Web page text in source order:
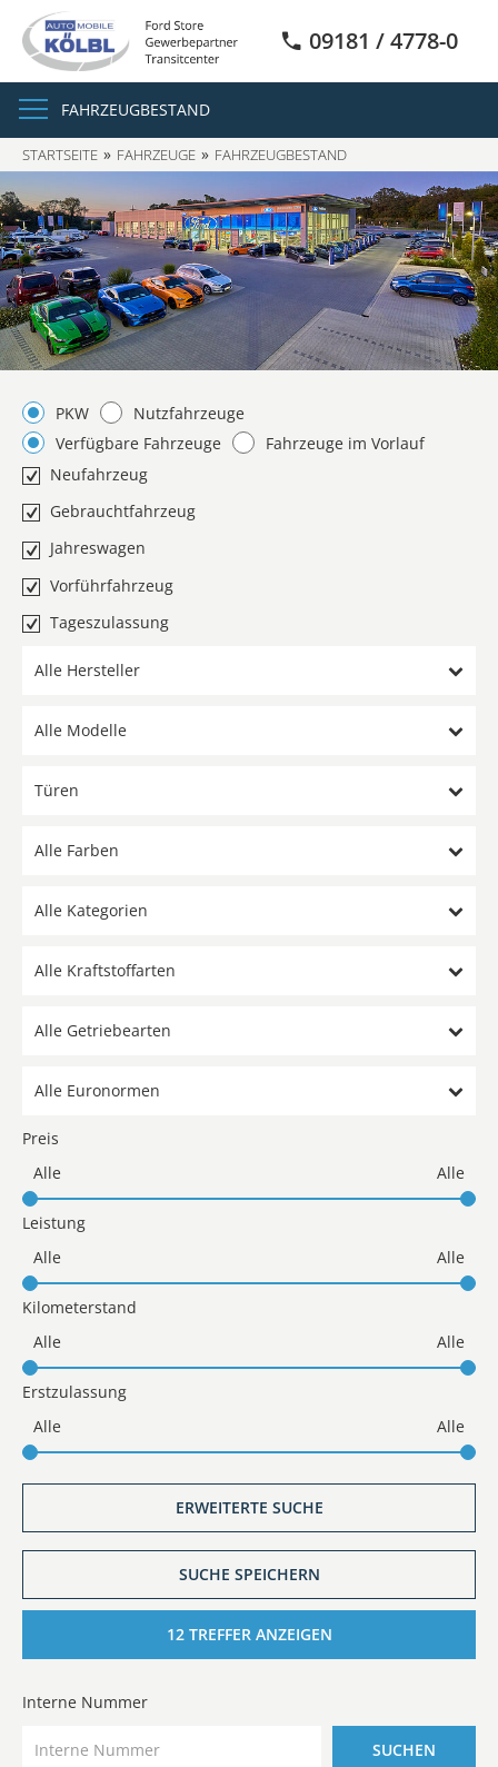
09181 / 4778-0
FAHRZEUGBESTAND
STARTSEITE FAHRZEUGE FAHRZEUGBESTAND
PKW
Nutzfahrzeuge
Verfügbare Fahrzeuge
Fahrzeuge im Vorlauf
Neufahrzeug
Gebrauchtfahrzeug
Jahreswagen
Vorführfahrzeug
Tageszulassung
Alle Hersteller
Alle Modelle
Türen
Alle Farben
Alle Kategorien
Alle Kraftstoffarten
Alle Getriebearten
Alle Euronormen
Preis
Leistung
Kilometerstand
Erstzulassung
ERWEITERTE SUCHE
SUCHE SPEICHERN
12TREFFER ANZEIGEN
Interne Nummer
SUCHEN